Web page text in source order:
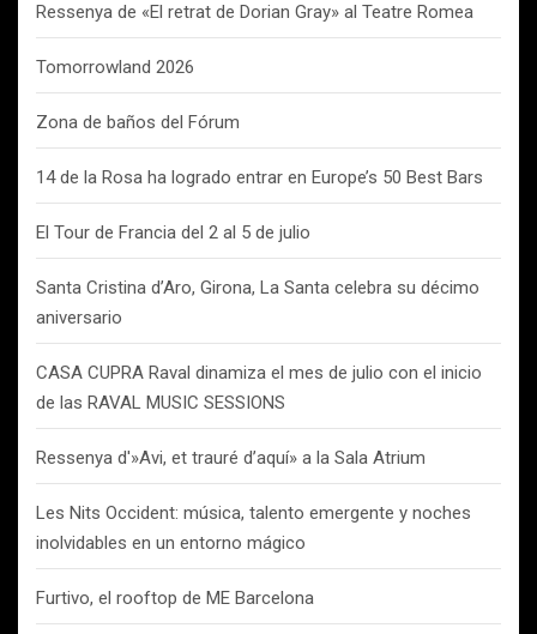
Ressenya de «El retrat de Dorian Gray» al Teatre Romea
Tomorrowland 2026
Zona de baños del Fórum
14 de la Rosa ha logrado entrar en Europe’s 50 Best Bars
El Tour de Francia del 2 al 5 de julio
Santa Cristina d’Aro, Girona, La Santa celebra su décimo
aniversario
CASA CUPRA Raval dinamiza el mes de julio con el inicio
de las RAVAL MUSIC SESSIONS
Ressenya d'»Avi, et trauré d’aquí» a la Sala Atrium
Les Nits Occident: música, talento emergente y noches
inolvidables en un entorno mágico
Furtivo, el rooftop de ME Barcelona